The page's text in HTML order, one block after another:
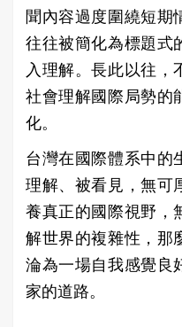
聞內容過度圍繞短期
往往被簡化為標題式
入理解。長此以往，
社會理解國際局勢的
化。
台灣在國際體系中的
理解、被看見，無可
養真正的國際視野，
解世界的複雜性，那
淪為一場自我感覺良
家的道路。